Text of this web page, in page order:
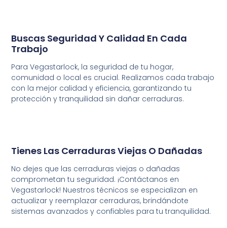
Buscas Seguridad Y Calidad En Cada
Trabajo
Para Vegastarlock, la seguridad de tu hogar,
comunidad o local es crucial. Realizamos cada trabajo
con la mejor calidad y eficiencia, garantizando tu
protección y tranquilidad sin dañar cerraduras.
Tienes Las Cerraduras Viejas O Dañadas
No dejes que las cerraduras viejas o dañadas
comprometantu seguridad. ¡Contáctanos en
Vegastarlock! Nuestros técnicos se especializan en
actualizar y reemplazar cerraduras, brindándote
sistemas avanzados y confiables para tu tranquilidad.